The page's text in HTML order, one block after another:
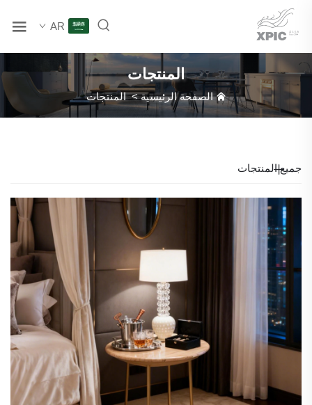
AR
المنتجات
الصفحة الرئيسية>المنتجات
جميع المنتجات